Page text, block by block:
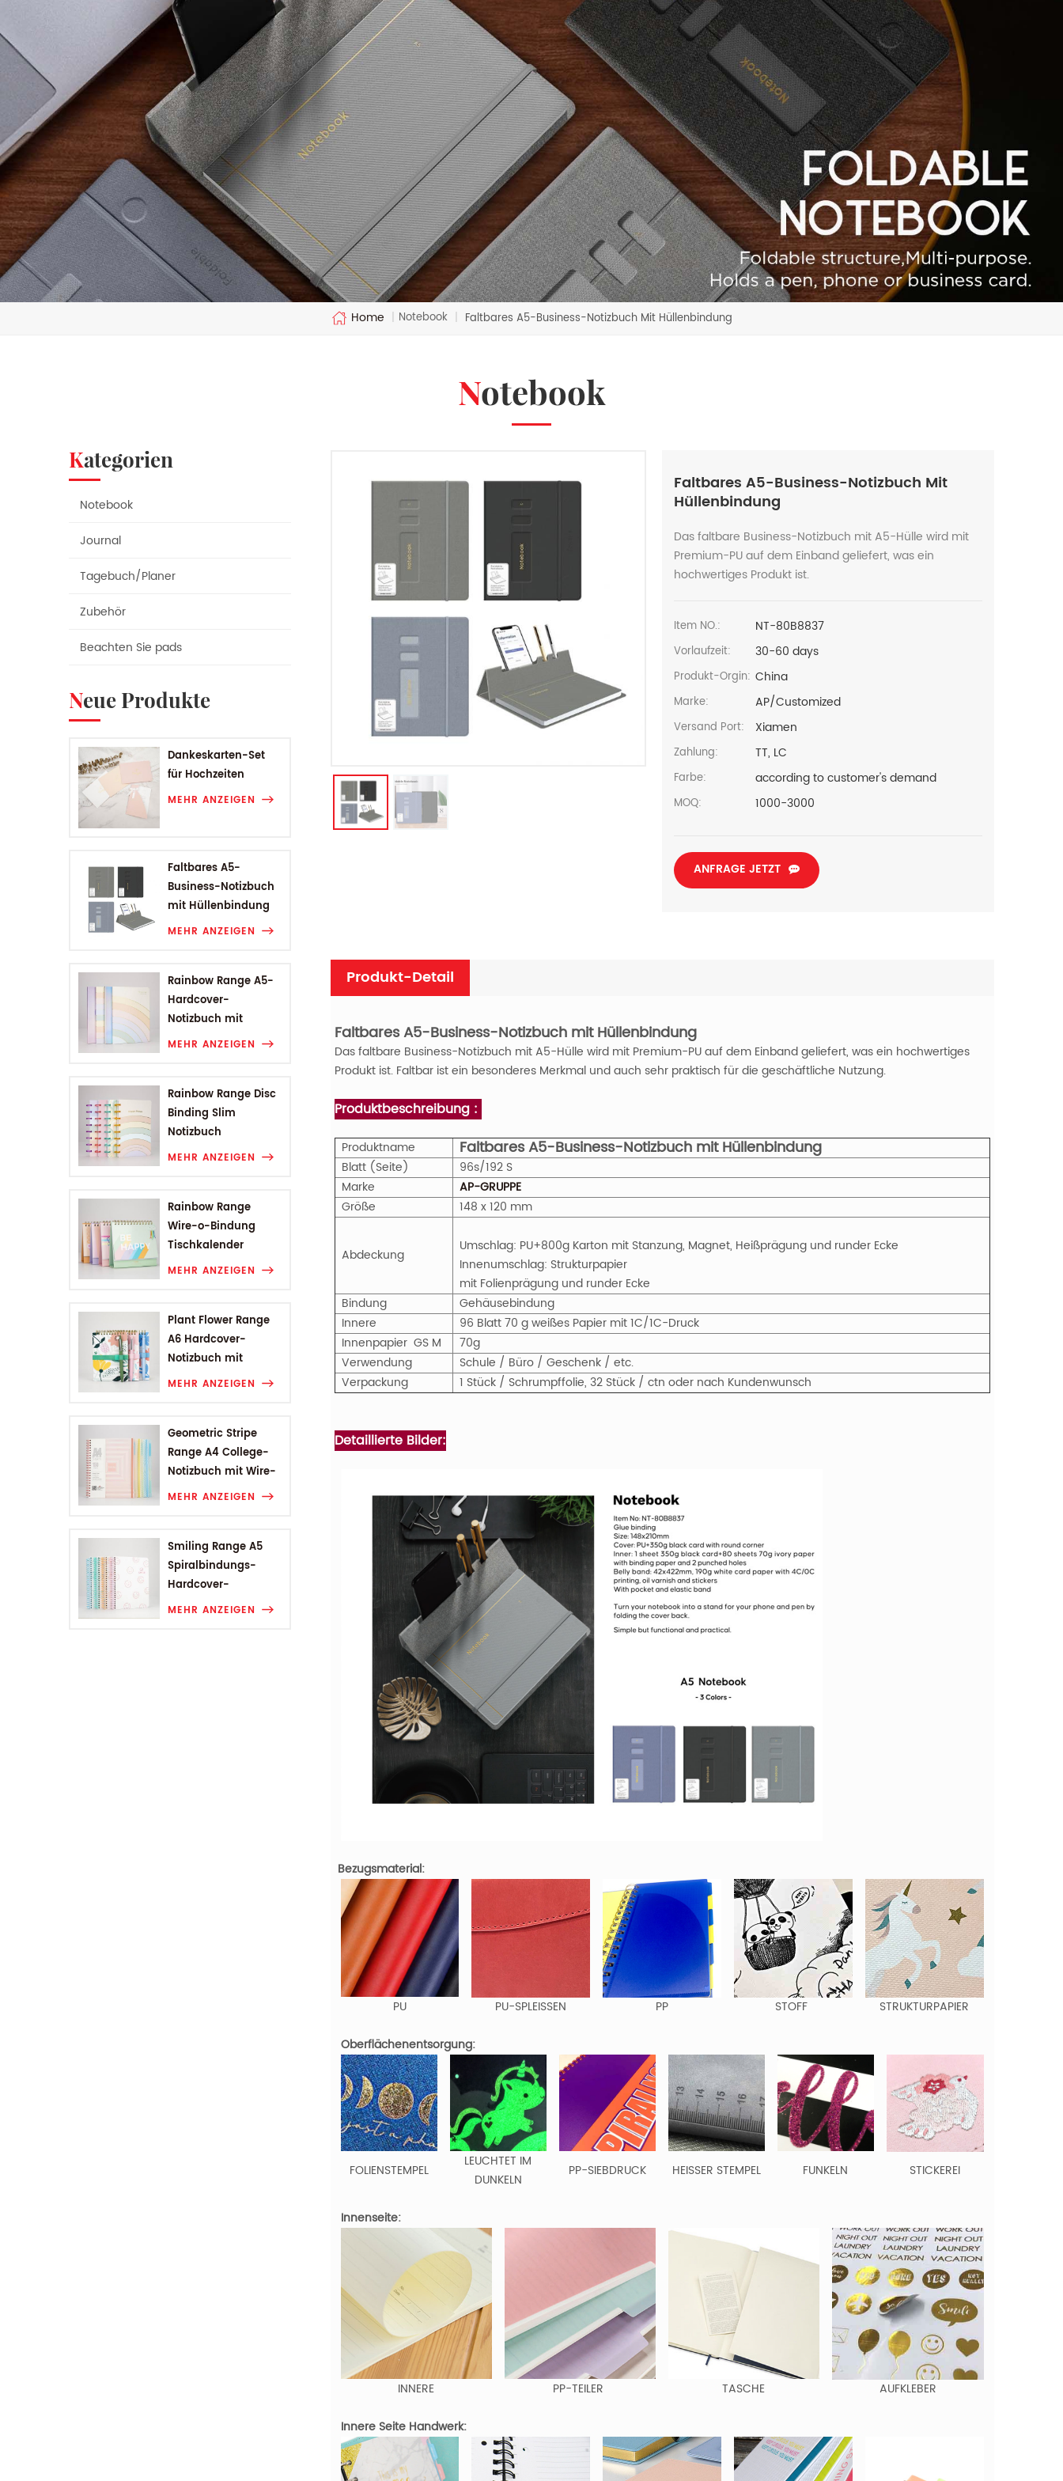
Home | Notebook | Faltbares A5-Business-Notizbuch Mit Hüllenbindung
Notebook
Kategorien
Notebook
Journal
Tagebuch/Planer
Zubehör
Beachten Sie pads
Neue Produkte
Dankeskarten-Set
für Hochzeiten
MEHR ANZEIGEN
Faltbares A5-
Business-Notizbuch
mit Hüllenbindung
MEHR ANZEIGEN
Rainbow Range A5-
Hardcover-
Notizbuch mit
Hüllenbindung
MEHR ANZEIGEN
Rainbow Range Disc
Binding Slim
Notizbuch
MEHR ANZEIGEN
Rainbow Range
Wire-o-Bindung
Tischkalender
MEHR ANZEIGEN
Plant Flower Range
A6 Hardcover-
Notizbuch mit
Drahtbindung
MEHR ANZEIGEN
Geometric Stripe
Range A4 College-
Notizbuch mit Wire-
O-Bindung
MEHR ANZEIGEN
Smiling Range A5
Spiralbindungs-
Hardcover-
Studentennotizbuch
MEHR ANZEIGEN
Faltbares A5-Business-Notizbuch Mit
Hüllenbindung
Das faltbare Business-Notizbuch mit A5-Hülle wird mit
Premium-PU auf dem Einband geliefert, was ein
hochwertiges Produkt ist.
Item NO.: NT-80B8837
Vorlaufzeit: 30-60 days
Produkt-Orgin: China
Marke: AP/Customized
Versand Port: Xiamen
Zahlung: TT, LC
Farbe: according to customer's demand
MOQ: 1000-3000
ANFRAGE JETZT
Produkt-Detail
Faltbares A5-Business-Notizbuch mit Hüllenbindung
Das faltbare Business-Notizbuch mit A5-Hülle wird mit Premium-PU auf dem Einband geliefert, was ein hochwertiges
Produkt ist. Faltbar ist ein besonderes Merkmal und auch sehr praktisch für die geschäftliche Nutzung.
Produktbeschreibung :
Produktname Faltbares A5-Business-Notizbuch mit Hüllenbindung
Blatt (Seite) 96s/192 S
Marke
AP-GRUPPE
Größe
148 x 120 mm
Abdeckung
Umschlag: PU+800g Karton mit Stanzung, Magnet, Heißprägung und runder Ecke
Innenumschlag: Strukturpapier
mit Folienprägung und runder Ecke
Bindung
Gehäusebindung
Innere
96 Blatt 70 g weißes Papier mit 1C/1C-Druck
Innenpapier GS M
70g
Verwendung
Schule / Büro / Geschenk / etc.
Verpackung
1 Stück / Schrumpffolie, 32 Stück / ctn oder nach Kundenwunsch
Detaillierte Bilder:
Bezugsmaterial:
PU PU-SPLEISSEN PP STOFF STRUKTURPAPIER
Oberflächenentsorgung:
FOLIENSTEMPEL
LEUCHTET IM
DUNKELN
PP-SIEBDRUCK HEISSER STEMPEL FUNKELN STICKEREI
Innenseite:
INNERE PP-TEILER TASCHE AUFKLEBER
Innere Seite Handwerk: